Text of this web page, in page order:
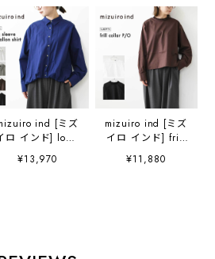
ind [ミズ
ロ インド] long
sleeve ballon
shirt [3-230132]
[2026AW]
¥13,970
mizuiro ind [ミズ
イロ インド] frill
collar P/O [3-
230137] フリルカ
¥11,880